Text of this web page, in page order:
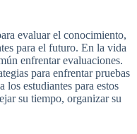
evaluar el conocimiento,
para el futuro. En la vida
enfrentar evaluaciones.
para enfrentar pruebas
los estudiantes para estos
su tiempo, organizar su